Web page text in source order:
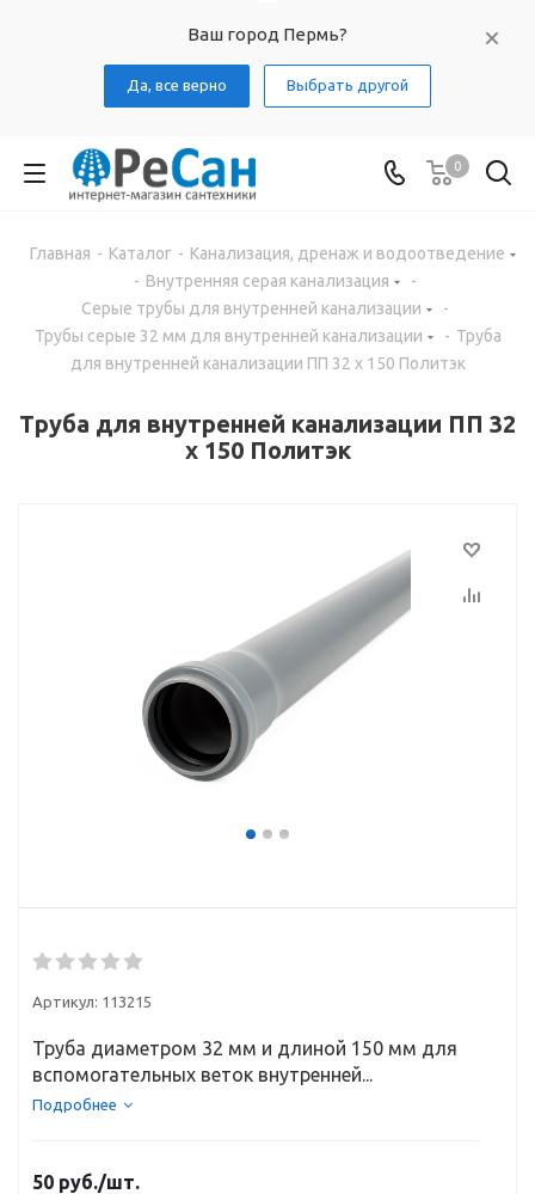
Ваш город Пермь?
Да, все верно Выбрать другой
0
Главная - Каталог - Канализация, дренаж и водоотведение
- Внутренняя серая канализация
-
Серые трубы для внутренней канализации
-
Трубы серые 32 мм для внутренней канализации
- Труба
для внутренней канализации ПП 32 х 150 Политэк
Труба для внутренней канализации ПП 32
х 150 Политэк
Артикул: 113215
Труба диаметром 32 мм и длиной 150 мм для
вспомогательных веток внутренней...
Подробнее
50 руб./шт.